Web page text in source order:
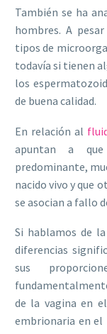
También se ha
hombres. A
tipos de
todavía si tienen
los
de buena calidad.
En relación al
apuntan a
predominante,
nacido vivo y que
se asocian a fallo
Si hablamos de
diferencias
sus
de la vagina en
embrionaria en el